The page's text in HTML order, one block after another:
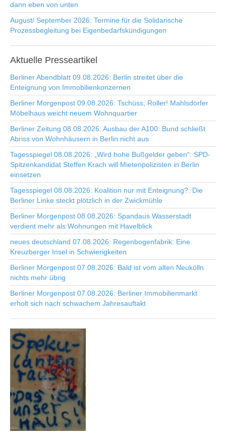
dann eben von unten
August/ September 2026: Termine für die Solidarische
Prozessbegleitung bei Eigenbedarfskündigungen
Aktuelle Presseartikel
Berliner Abendblatt 09.08.2026: Berlin streitet über die
Enteignung von Immobilienkonzernen
Berliner Morgenpost 09.08.2026: Tschüss, Roller! Mahlsdorfer
Möbelhaus weicht neuem Wohnquartier
Berliner Zeitung 08.08.2026: Ausbau der A100: Bund schließt
Abriss von Wohnhäusern in Berlin nicht aus
Tagesspiegel 08.08.2026: „Wird hohe Bußgelder geben“: SPD-
Spitzenkandidat Steffen Krach will Mietenpolizisten in Berlin
einsetzen
Tagesspiegel 08.08.2026: Koalition nur mit Enteignung?: Die
Berliner Linke steckt plötzlich in der Zwickmühle
Berliner Morgenpost 08.08.2026: Spandaus Wasserstadt
verdient mehr als Wohnungen mit Havelblick
neues deutschland 07.08.2026: Regenbogenfabrik: Eine
Kreuzberger Insel in Schwierigkeiten
Berliner Morgenpost 07.08.2026: Bald ist vom alten Neukölln
nichts mehr übrig
Berliner Morgenpost 07.08.2026: Berliner Immobilienmarkt
erholt sich nach schwachem Jahresauftakt